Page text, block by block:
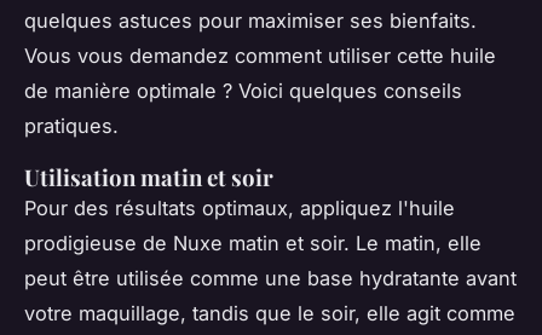
quelques astuces pour maximiser ses bienfaits.
Vous vous demandez comment utiliser cette huile
de manière optimale ? Voici quelques conseils
pratiques.
Utilisation matin et soir
Pour des résultats optimaux, appliquez l'huile
prodigieuse de Nuxe matin et soir. Le matin, elle
peut être utilisée comme une base hydratante avant
votre maquillage, tandis que le soir, elle agit comme